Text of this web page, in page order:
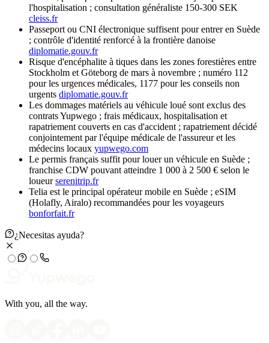
l'hospitalisation ; consultation généraliste 150-300 SEK
cleiss.fr
Passeport ou CNI électronique suffisent pour entrer en Suède
; contrôle d'identité renforcé à la frontière danoise
diplomatie.gouv.fr
Risque d'encéphalite à tiques dans les zones forestières entre
Stockholm et Göteborg de mars à novembre ; numéro 112
pour les urgences médicales, 1177 pour les conseils non
urgents diplomatie.gouv.fr
Les dommages matériels au véhicule loué sont exclus des
contrats Yupwego ; frais médicaux, hospitalisation et
rapatriement couverts en cas d'accident ; rapatriement décidé
conjointement par l'équipe médicale de l'assureur et les
médecins locaux yupwego.com
Le permis français suffit pour louer un véhicule en Suède ;
franchise CDW pouvant atteindre 1 000 à 2 500 € selon le
loueur serenitrip.fr
Telia est le principal opérateur mobile en Suède ; eSIM
(Holafly, Airalo) recommandées pour les voyageurs
bonforfait.fr
¿Necesitas ayuda?
With you, all the way.